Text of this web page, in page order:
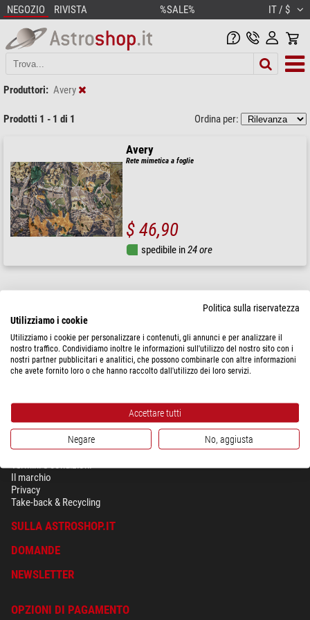
NEGOZIO RIVISTA %SALE% IT / $
Produttori: Avery
Prodotti 1 - 1 di 1 Ordina per:
Avery
Rete mimetica a foglie
$ 46,90
spedibile in24 ore
SICUREZZA & PRIVACY
Termini e condizioni
Il marchio
Privacy
Take-back & Recycling
SULLA ASTROSHOP.IT
DOMANDE
NEWSLETTER
OPZIONI DI PAGAMENTO
Politica sulla riservatezza
Utilizziamo i cookie
Utilizziamo i cookie per personalizzare i contenuti, gli annunci e per analizzare il
nostro traffico. Condividiamo inoltre le informazioni sull'utilizzo del nostro sito con i
nostri partner pubblicitari e analitici, che possono combinarle con altre informazioni
che avete fornito loro o che hanno raccolto dall'utilizzo dei loro servizi.
Accettare tutti
Negare No, aggiusta